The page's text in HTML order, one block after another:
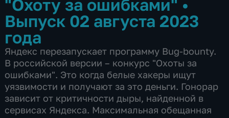
"Охоту за ошибками" •
Выпуск 02 августа 2023
года
Яндекс перезапускает программу Bug-bounty.
В российской версии – конкурс "Охоты за
ошибками". Это когда белые хакеры ищут
уязвимости и получают за это деньги. Гонорар
зависит от критичности дыры, найденной в
сервисах Яндекса. Максимальная обещанная